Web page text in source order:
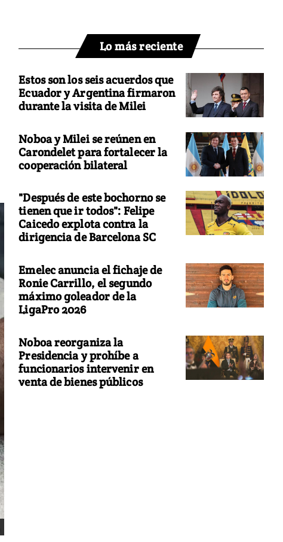
Lo más reciente
Estos son los seis acuerdos que
Ecuador y Argentina firmaron
durante la visita de Milei
Noboa y Milei se reúnen en
Carondelet para fortalecer la
cooperación bilateral
"Después de este bochorno se
tienen que ir todos": Felipe
Caicedo explota contra la
dirigencia de Barcelona SC
Emelec anuncia el fichaje de
Ronie Carrillo, el segundo
máximo goleador de la
LigaPro 2026
Noboa reorganiza la
Presidencia y prohíbe a
funcionarios intervenir en
venta de bienes públicos